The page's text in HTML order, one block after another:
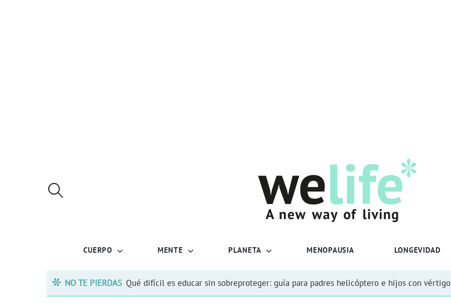
CUERPO MENTE PLANETA MENOPAUSIA LONGEVIDAD
NO TE PIERDAS Qué difícil es educar sin sobreproteger: guía para padres helicóptero e hijos con vértigo